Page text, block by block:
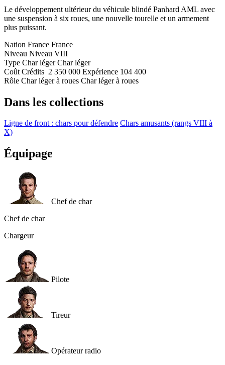
Le développement ultérieur du véhicule blindé Panhard AML avec
une suspension à six roues, une nouvelle tourelle et un armement
plus puissant.
Nation France France
Niveau Niveau VIII
Type Char léger Char léger
Coût Crédits 2 350 000 Expérience 104 400
Rôle Char léger à roues Char léger à roues
Dans les collections
Ligne de front : chars pour défendre Chars amusants (rangs VIII à
X)
Équipage
Chef de char
Chef de char
Chargeur
Pilote
Tireur
Opérateur radio